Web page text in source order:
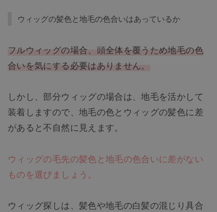
ウィッグの髪色と地毛の色合いはあっているか
フルウィッグの場合、頭全体を覆うため地毛の色
合いを気にする必要はありません。
しかし、部分ウィッグの場合は、地毛を活かして
装着しますので、地毛の色とウィッグの髪色に差
があると不自然に見えます。
ウィッグの毛先の髪色と地毛の色合いに差がない
ものを選びましょう。
ウィッグ探しは、髪色や地毛の白髪の混じり具合